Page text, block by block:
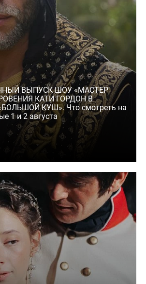
ВЫПУСК ШОУ «МАСТЕР
КАТИ ГОРДОН В
КУШ». Что смотреть на
1 и 2 августа